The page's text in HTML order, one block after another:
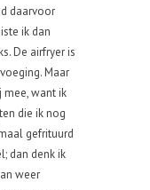
daarvoor
ik dan
De airfryer is
Maar
mee, want ik
die ik nog
gefrituurd
dan denk ik
weer